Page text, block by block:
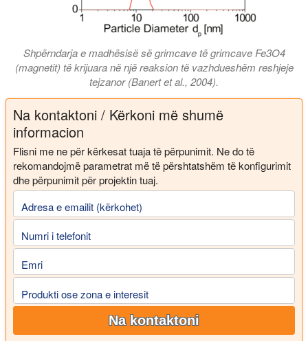
Shpërndarja e madhësisë së grimcave të grimcave Fe3O4
(magnetit) të krijuara në një reaksion të vazhdueshëm reshjeje
tejzanor (Banert et al., 2004).
Na kontaktoni / Kërkoni më shumë
informacion
Flisni me ne për kërkesat tuaja të përpunimit. Ne do të
rekomandojmë parametrat më të përshtatshëm të konfigurimit
dhe përpunimit për projektin tuaj.
Adresa e emailit (kërkohet)
Numri i telefonit
Emri
Produkti ose zona e interesit
Na kontaktoni